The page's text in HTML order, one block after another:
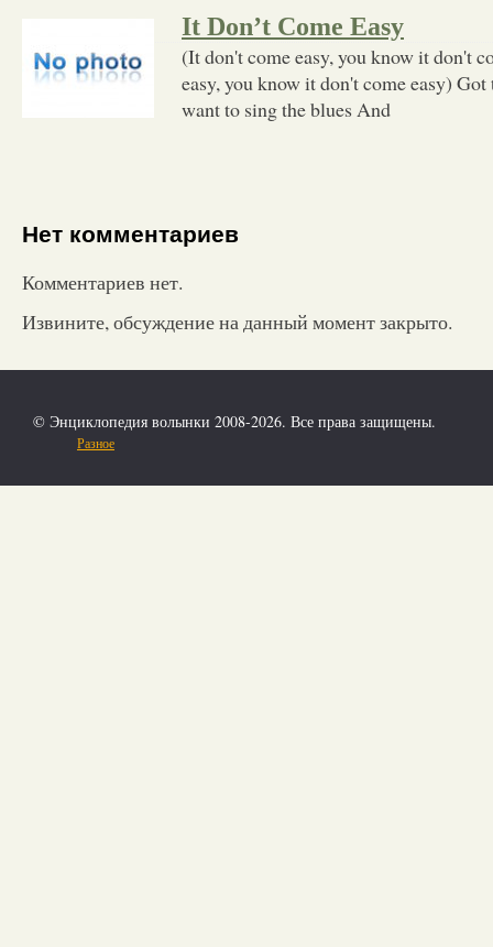
It Don’t Come Easy
(It don't come easy, you know it don't
easy, you know it don't come easy)
want to sing the blues And
Нет комментариев
Комментариев нет.
Извините, обсуждение на данный момент закрыто.
© Энциклопедия волынки 2008-2026. Все права защищены.
Разное